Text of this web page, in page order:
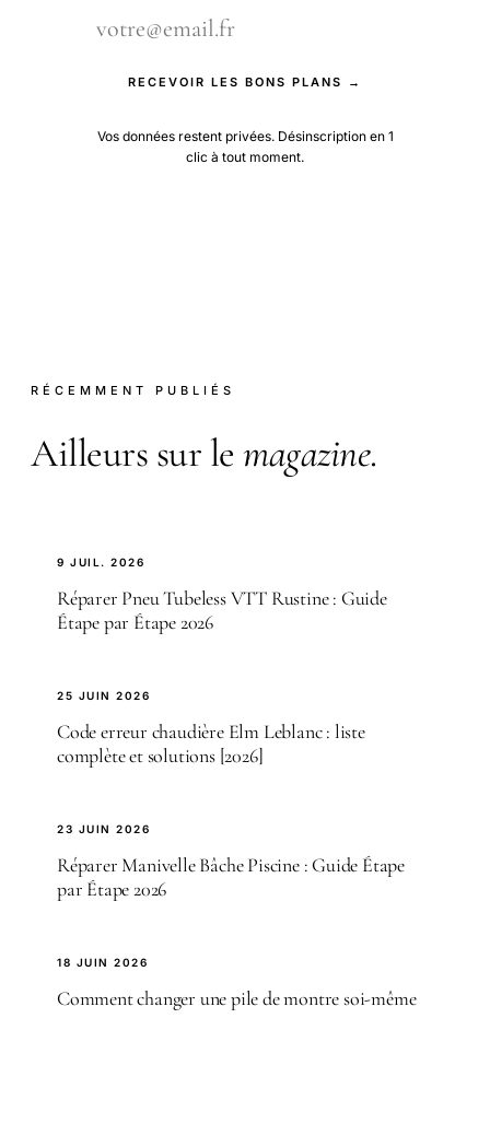
RECEVOIR LES BONS PLANS →
Vos données restent privées. Désinscription en 1
clic à tout moment.
RÉCEMMENT PUBLIÉS
Ailleurs sur le magazine.
9 JUIL. 2026
Réparer Pneu Tubeless VTT Rustine : Guide
Étape par Étape 2026
25 JUIN 2026
Code erreur chaudière Elm Leblanc : liste
complète et solutions [2026]
23 JUIN 2026
Réparer Manivelle Bâche Piscine : Guide Étape
par Étape 2026
18 JUIN 2026
Comment changer une pile de montre soi-même